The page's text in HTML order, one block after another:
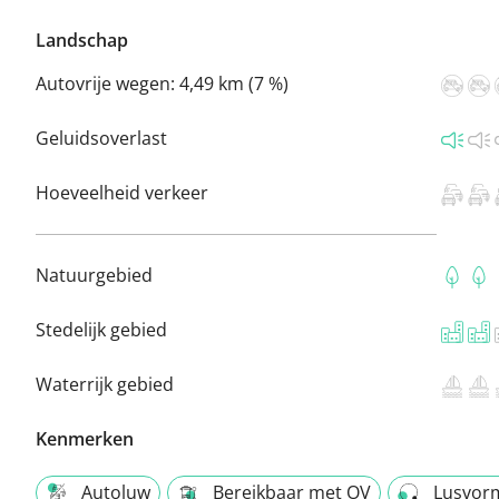
Landschap
Autovrije wegen: 4,49 km (7 %)
Geluidsoverlast
Hoeveelheid verkeer
Natuurgebied
Stedelijk gebied
Waterrijk gebied
Kenmerken
Autoluw Bereikbaar met OV